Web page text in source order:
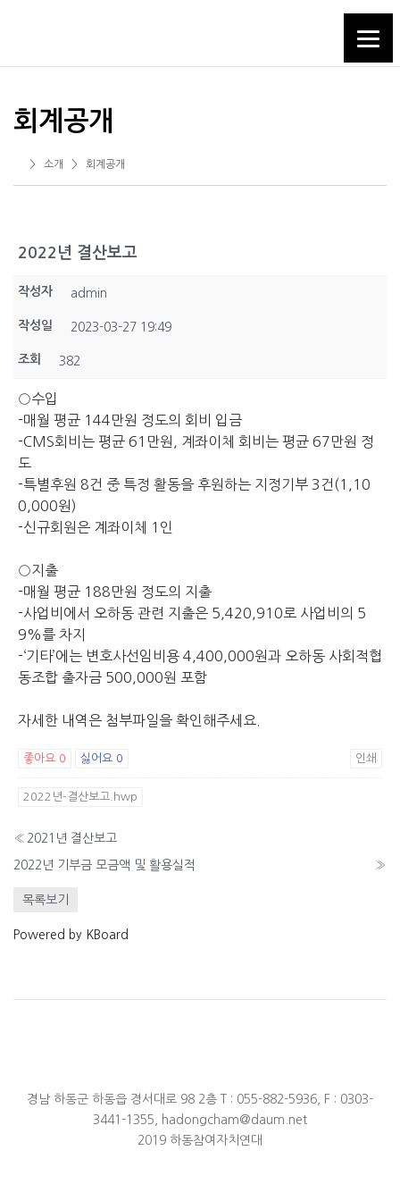
회계공개
> 소개 > 회계공개
2022년 결산보고
작성자 admin
작성일 2023-03-27 19:49
조회 382
○수입
-매월 평균 144만원 정도의 회비 입금
-CMS회비는 평균 61만원, 계좌이체 회비는 평균 67만원 정
도
-특별후원 8건 중 특정 활동을 후원하는 지정기부 3건(1,10
0,000원)
-신규회원은 계좌이체 1인
○지출
-매월 평균 188만원 정도의 지출
-사업비에서 오하동 관련 지출은 5,420,910로 사업비의 5
9%를 차지
-‘기타’에는 변호사선임비용 4,400,000원과 오하동 사회적협
동조합 출자금 500,000원 포함
자세한 내역은 첨부파일을 확인해주세요.
좋아요 0 싫어요 0 인쇄
2022년-결산보고.hwp
« 2021년 결산보고
2022년 기부금 모금액 및 활용실적 »
목록보기
Powered by KBoard
경남 하동군 하동읍 경서대로 98 2층 T : 055-882-5936, F : 0303-
3441-1355,
hadongcham@daum.net
2019 하동참여자치연대